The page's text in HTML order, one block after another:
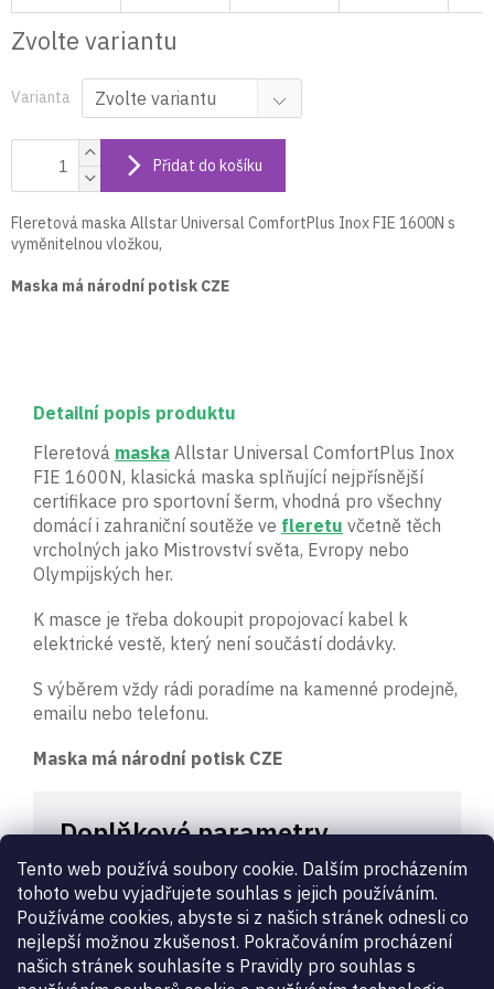
Tento web používá soubory cookie. Dalším procházením
tohoto webu vyjadřujete souhlas s jejich používáním.
Používáme cookies, abyste si z našich stránek odnesli co
nejlepší možnou zkušenost. Pokračováním procházení
našich stránek souhlasíte s Pravidly pro souhlas s
Zvolte variantu
Varianta
Přidat do košíku
Fleretová maska Allstar Universal ComfortPlus Inox FIE 1600N s
vyměnitelnou vložkou,
Maska má národní potisk CZE
Detailní popis produktu
Fleretová maska Allstar Universal ComfortPlus Inox
FIE 1600N, klasická maska splňující nejpřísnější
certifikace pro sportovní šerm, vhodná pro všechny
domácí i zahraniční soutěže ve fleretu včetně těch
vrcholných jako Mistrovství světa, Evropy nebo
Olympijských her.
K masce je třeba dokoupit propojovací kabel k
elektrické vestě, který není součástí dodávky.
S výběrem vždy rádi poradíme na kamenné prodejně,
emailu nebo telefonu.
Maska má národní potisk CZE
Doplňkové parametry
Kategorie
Šermířské Masky
Záruka
2 roky
Certifikace: 1600N,Pro FIE turnaje
Druh zboží:
masky